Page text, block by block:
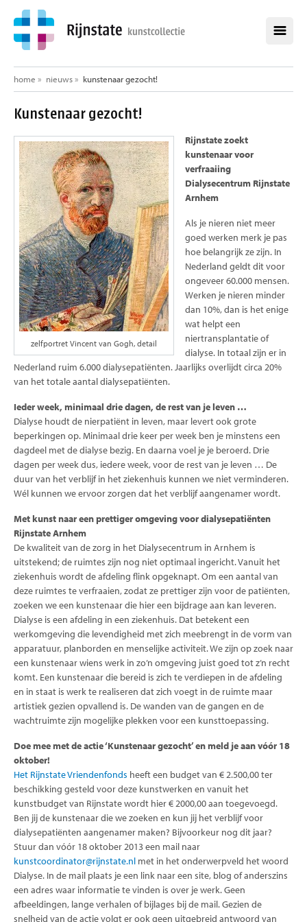
home
alle kunstenaars
opdrachten
aankopen
over de kunstcollectie
healing environment
exposities
nieuws
contact
home » nieuws» kunstenaar gezocht!
Kunstenaar gezocht!
zelfportret Vincent van Gogh, detail
Rijnstate zoekt
kunstenaar voor
verfraaiing
Dialysecentrum Rijnstate
Arnhem
Als je nieren niet meer
goed werken merk je pas
hoe belangrijk ze zijn. In
Nederland geldt dit voor
ongeveer 60.000 mensen.
Werken je nieren minder
dan 10%, dan is het enige
wat helpt een
niertransplantatie of
dialyse. In totaal zijn er in
Nederland ruim 6.000 dialysepatiënten. Jaarlijks overlijdt circa 20%
van het totale aantal dialysepatiënten.
Ieder week, minimaal drie dagen, de rest van je leven …
Dialyse houdt de nierpatiënt in leven, maar levert ook grote
beperkingen op. Minimaal drie keer per week ben je minstens een
dagdeel met de dialyse bezig. En daarna voel je je beroerd. Drie
dagen per week dus, iedere week, voor de rest van je leven … De
duur van het verblijf in het ziekenhuis kunnen we niet verminderen.
Wél kunnen we ervoor zorgen dat het verblijf aangenamer wordt.
Met kunst naar een prettiger omgeving voor dialysepatiënten
Rijnstate Arnhem
De kwaliteit van de zorg in het Dialysecentrum in Arnhem is
uitstekend; de ruimtes zijn nog niet optimaal ingericht. Vanuit het
ziekenhuis wordt de afdeling flink opgeknapt. Om een aantal van
deze ruimtes te verfraaien, zodat ze prettiger zijn voor de patiënten,
zoeken we een kunstenaar die hier een bijdrage aan kan leveren.
Dialyse is een afdeling in een ziekenhuis. Dat betekent een
werkomgeving die levendigheid met zich meebrengt in de vorm van
apparatuur, planborden en menselijke activiteit. We zijn op zoek naar
een kunstenaar wiens werk in zo’n omgeving juist goed tot z’n recht
komt. Een kunstenaar die bereid is zich te verdiepen in de afdeling
en in staat is werk te realiseren dat zich voegt in de ruimte maar
artistiek gezien opvallend is. De wanden van de gangen en de
wachtruimte zijn mogelijke plekken voor een kunsttoepassing.
Doe mee met de actie ‘Kunstenaar gezocht’ en meld je aan vóór 18
oktober!
Het Rijnstate Vriendenfonds heeft een budget van € 2.500,00 ter
beschikking gesteld voor deze kunstwerken en vanuit het
kunstbudget van Rijnstate wordt hier € 2000,00 aan toegevoegd.
Ben jij de kunstenaar die we zoeken en kun jij het verblijf voor
dialysepatiënten aangenamer maken? Bijvoorkeur nog dit jaar?
Stuur dan vóór 18 oktober 2013 een mail naar
kunstcoordinator@rijnstate.nl met in het onderwerpveld het woord
Dialyse. In de mail plaats je een link naar een site, blog of anderszins
een adres waar informatie te vinden is over je werk. Geen
afbeeldingen, lange verhalen of bijlages bij de mail. Gezien de
snelheid van de actie volgt er ook geen uitgebreid antwoord van